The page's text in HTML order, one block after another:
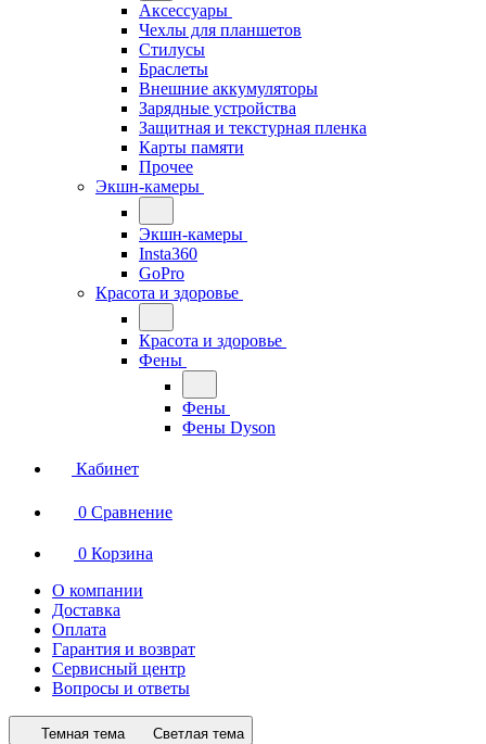
Аксессуары
Чехлы для планшетов
Стилусы
Браслеты
Внешние аккумуляторы
Зарядные устройства
Защитная и текстурная пленка
Карты памяти
Прочее
Экшн-камеры
Экшн-камеры
Insta360
GoPro
Красота и здоровье
Красота и здоровье
Фены
Фены
Фены Dyson
Кабинет
0 Сравнение
0 Корзина
О компании
Доставка
Оплата
Гарантия и возврат
Сервисный центр
Вопросы и ответы
Темная тема Светлая тема